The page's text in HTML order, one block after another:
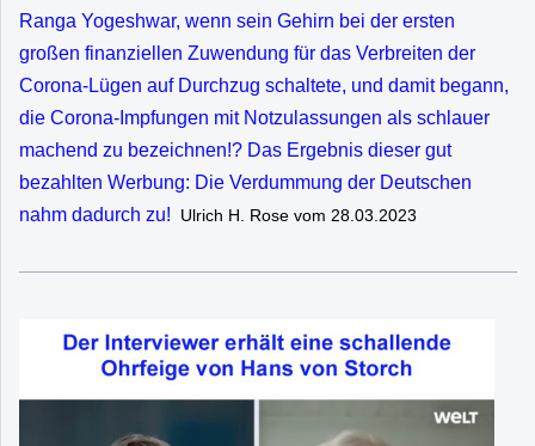
Ranga Yogeshwar, wenn sein Gehirn bei der ersten
großen finanziellen Zuwendung für das Verbreiten der
Corona-Lügen auf Durchzug schaltete, und damit begann,
die Corona-Impfungen mit Notzulassungen als schlauer
machend zu bezeichnen!? Das Ergebnis dieser gut
bezahlten Werbung: Die Verdummung der Deutschen
nahm dadurch zu!
Ulrich H. Rose vom 28.03.2023